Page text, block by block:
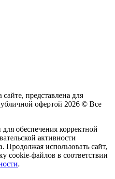
представлена для
офертой 2026 © Все
обеспечения корректной
активности
Продолжая использовать сайт,
cookie-файлов в соответствии
.